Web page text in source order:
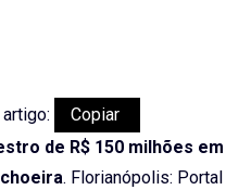
Copiar
de R$ 150 milhões em
. Florianópolis: Portal